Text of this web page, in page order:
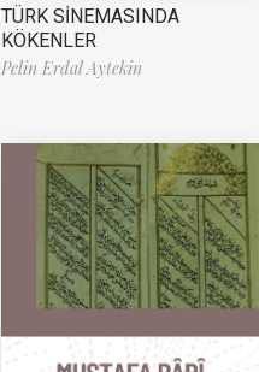
TÜRK SİNEMASINDA
KÖKENLER
Pelin Erdal Aytekin